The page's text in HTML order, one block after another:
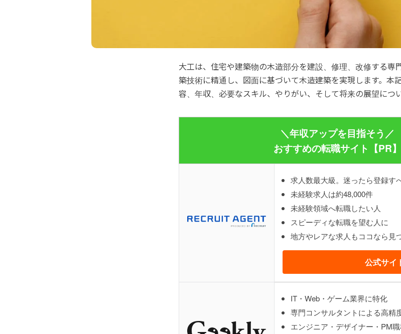
大工は、住宅や建築物の木造部分を建設、修理、改修する専
築技術に精通し、図面に基づいて木造建築を実現します。本
容、年収、必要なスキル、やりがい、そして将来の展望につ
＼年収アップを目指そう／
おすすめの転職サイト【PR】
求人数最大級。迷ったら登録す
未経験求人は約48,000件
未経験領域へ転職したい人
スピーディな転職を望む人に
地方やレアな求人もココなら見
公式サイ
IT・Web・ゲーム業界に特化
専門コンサルタントによる高精
エンジニア・デザイナー・PM